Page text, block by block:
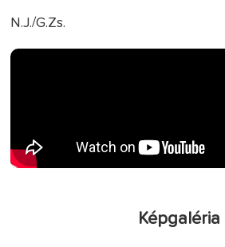
N.J./G.Zs.
Képgaléria